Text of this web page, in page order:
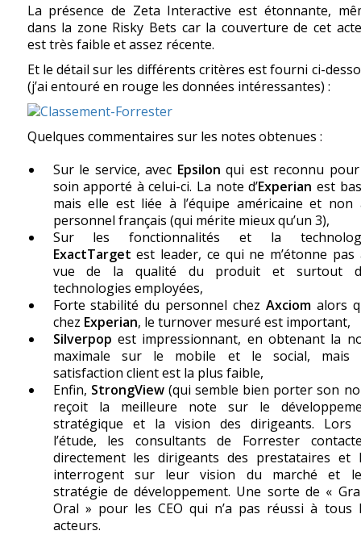
La présence de Zeta Interactive est étonnante,
dans la zone Risky Bets car la couverture de cet
est très faible et assez récente.
Et le détail sur les différents critères est fourni ci-
(j’ai entouré en rouge les données intéressantes) :
Quelques commentaires sur les notes obtenues :
Sur le service, avec Epsilon qui est reconnu
soin apporté à celui-ci. La note d’Experian est
mais elle est liée à l’équipe américaine et non
personnel français (qui mérite mieux qu’un 3),
Sur les fonctionnalités et la
ExactTarget est leader, ce qui ne m’étonne pas
vue de la qualité du produit et surtout
technologies employées,
Forte stabilité du personnel chez Axciomalors
chez Experian, le turnover mesuré est important,
Silverpop est impressionnant, en obtenant la
maximale sur le mobile et le social, mais
satisfaction client est la plus faible,
Enfin, StrongView(qui semble bien porter son
reçoit la meilleure note sur le
stratégique et la vision des dirigeants. Lors
l’étude, les consultants de Forrester
directement les dirigeants des prestataires et
interrogent sur leur vision du marché et
stratégie de développement. Une sorte de «
Oral » pour les CEO qui n’a pas réussi à tous
acteurs.